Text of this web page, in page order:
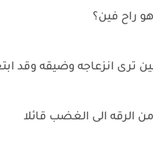
راح فين؟
ترى انزعاجه وضيقه وقد
الرقه الى الغضب قائلا